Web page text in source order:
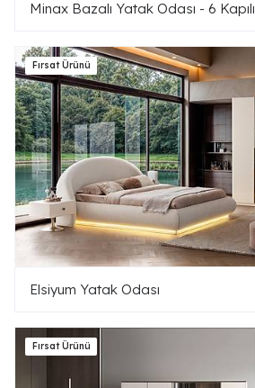
Minax Bazalı Yatak Odası - 6 Kapılı
Elsiyum Yatak Odası